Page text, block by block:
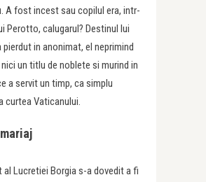
A fost incest sau copilul era, intr-
Perotto, calugarul? Destinul lui
pierdut in anonimat, el neprimind
un titlu de noblete si murind in
a servit un timp, ca simplu
curtea Vaticanului.
al Lucretiei Borgia s-a dovedit a fi